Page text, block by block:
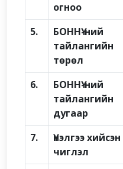
огноо
5.
БОННҮ-ний
тайлангийн
төрөл
6.
БОННҮ-ний
тайлангийн
дугаар
7.
Үнэлгээ хийсэн
чиглэл